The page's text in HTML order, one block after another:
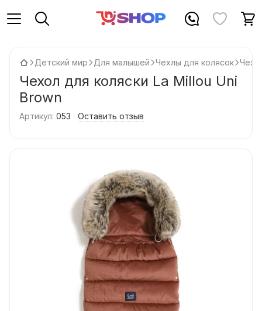
Детский мир Для малышей Чехлы для колясок
Чехол для коляски La Millou Uni
Brown
Артикул: 053 Оставить отзыв